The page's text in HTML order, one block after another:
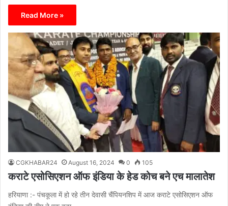
Read More »
CGKHABAR24 August 16, 2024 0 105
कराटे एसोसिएशन ऑफ इंडिया के हेड कोच बने एच मालातेश
हरियाणा :- पंचकूला में हो रहे तीन देवासी चैंपियनशिप में आज कराटे एसोसिएशन ऑफ